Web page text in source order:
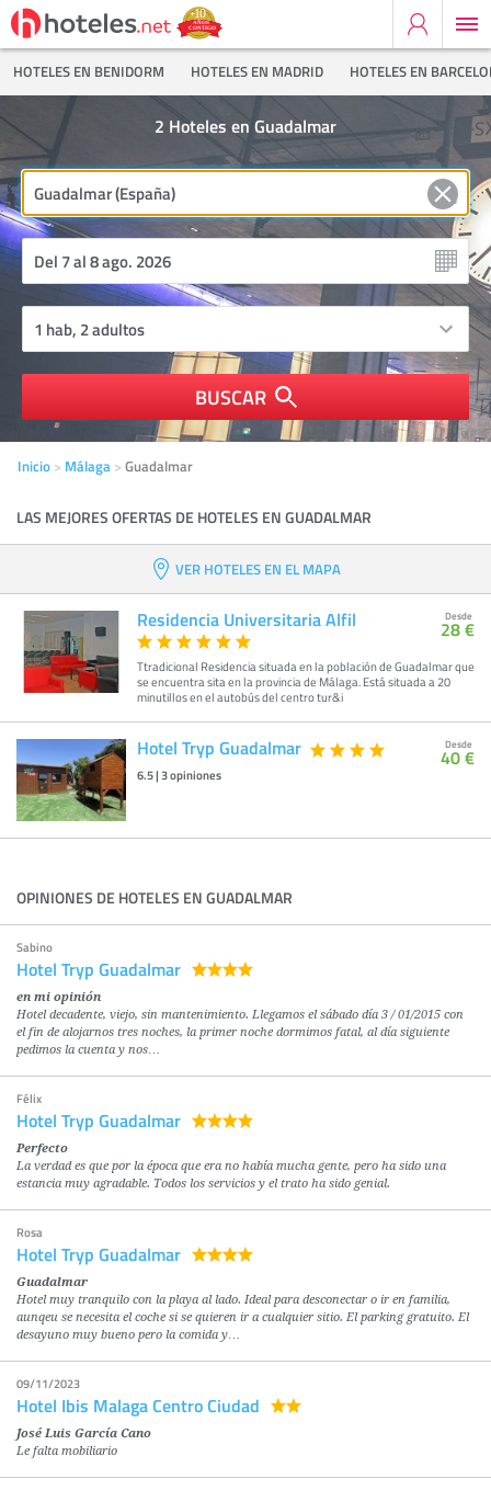
HOTELES EN BENIDORM HOTELES EN MADRID HOTELES EN
Hoteles en Guadalmar
2
BUSCAR
Inicio Málaga Guadalmar
LAS MEJORES OFERTAS DE HOTELES EN GUADALMAR
VER HOTELES EN EL MAPA
Residencia Universitaria Alfil
Ttradicional Residencia situada en la población de Guadalmar que
se encuentra sita en la provincia de Málaga. Está situada a 20
minutillos en el autobús del centro tur&i
Desde
28 €
Hotel Tryp Guadalmar
6.5|3opiniones
Desde
40 €
OPINIONES DE HOTELES EN GUADALMAR
Sabino
Hotel Tryp Guadalmar
en mi opinión
Hotel decadente, viejo, sin mantenimiento. Llegamos el sábado día 3 / 01/2015 con
el fin de alojarnos tres noches, la primer noche dormimos fatal, al día siguiente
pedimos la cuenta y nos…
Félix
Hotel Tryp Guadalmar
Perfecto
La verdad es que por la época que era no había mucha gente, pero ha sido una
estancia muy agradable. Todos los servicios y el trato ha sido genial.
Rosa
Hotel Tryp Guadalmar
Guadalmar
Hotel muy tranquilo con la playa al lado. Ideal para desconectar o ir en familia,
aunqeu se necesita el coche si se quieren ir a cualquier sitio. El parking gratuito. El
desayuno muy bueno pero la comida y…
09/11/2023
Hotel Ibis Malaga Centro Ciudad
José Luis García Cano
Le falta mobiliario